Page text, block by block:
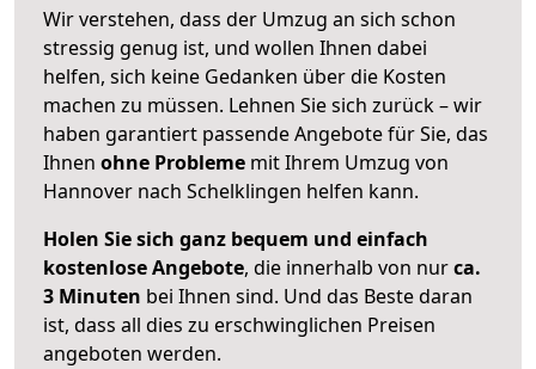
Wir verstehen, dass der Umzug an sich schon
stressig genug ist, und wollen Ihnen dabei
helfen, sich keine Gedanken über die Kosten
machen zu müssen. Lehnen Sie sich zurück – wir
haben garantiert passende Angebote für Sie, das
Ihnen ohne Probleme mit Ihrem Umzug von
Hannover nach Schelklingen helfen kann.
Holen Sie sich ganz bequem und einfach
kostenlose Angebote, die innerhalb von nurca.
3 Minuten bei Ihnen sind. Und das Beste daran
ist, dass all dies zu erschwinglichen Preisen
angeboten werden.